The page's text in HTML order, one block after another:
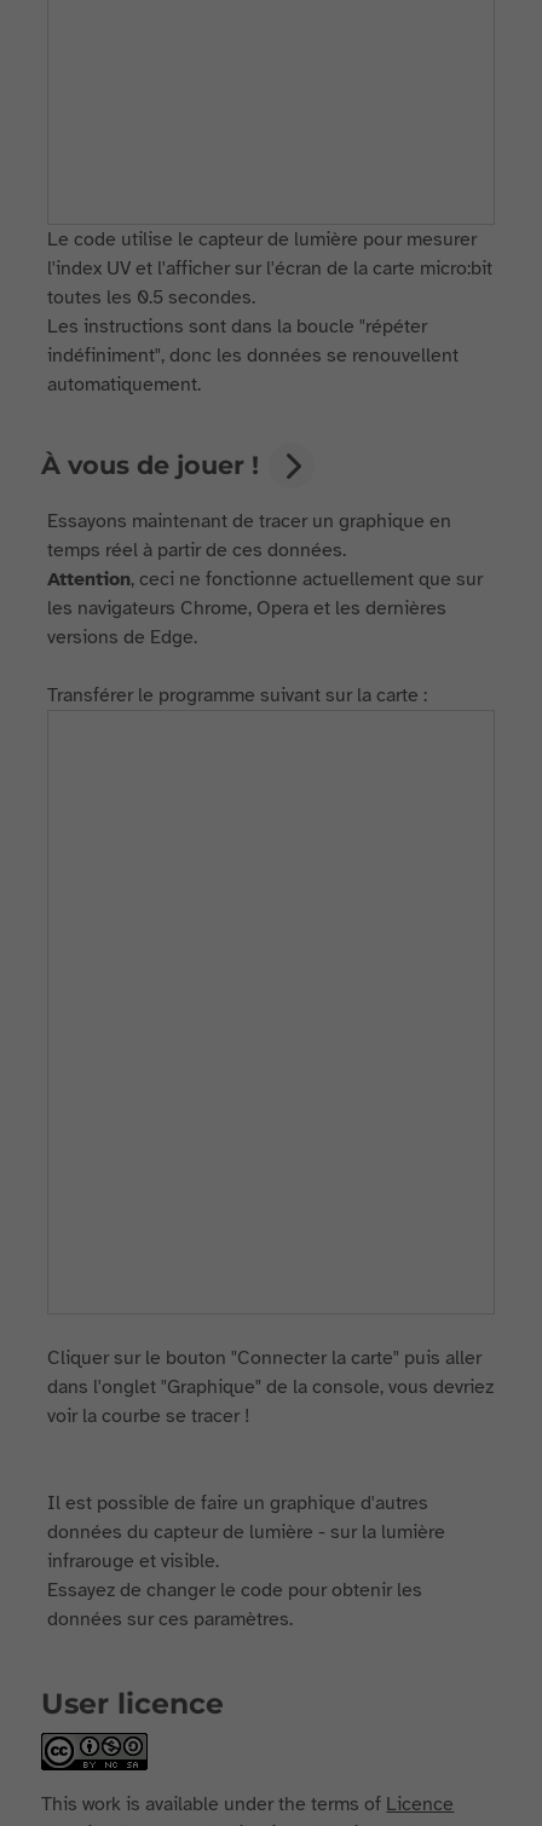
Le code utilise le capteur de lumière pour mesurer
l'index UV et l'afficher sur l'écran de la carte micro:bit
toutes les 0.5 secondes.
Les instructions sont dans la boucle "répéter
indéfiniment", donc les données se renouvellent
automatiquement.
À vous de jouer !
Essayons maintenant de tracer un graphique en
temps réel à partir de ces données.
Attention, ceci ne fonctionne actuellement que sur
les navigateurs Chrome, Opera et les dernières
versions de Edge.
Transférer le programme suivant sur la carte :
Cliquer sur le bouton "Connecter la carte" puis aller
dans l'onglet "Graphique" de la console, vous devriez
voir la courbe se tracer !
Il est possible de faire un graphique d'autres
données du capteur de lumière - sur la lumière
infrarouge et visible.
Essayez de changer le code pour obtenir les
données sur ces paramètres.
User licence
This work is available under the terms of Licence